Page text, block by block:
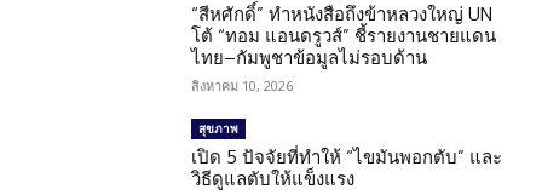
“สีหศักดิ์” ทำหนังสือถึงข้าหลวงใหญ่ UN
โต้ “ทอม แอนดรูวส์” ชี้รายงานชายแดน
ไทย–กัมพูชาข้อมูลไม่รอบด้าน
สิงหาคม 10, 2026
สุขภาพ
เปิด 5 ปัจจัยที่ทำให้ “ไขมันพอกตับ” และ
วิธีดูแลตับให้แข็งแรง